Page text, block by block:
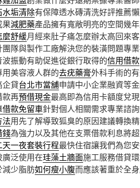
水垢清除有保障透水磚清洗好評推薦
果減肥藥產品擁有寬敞明亮的空間幾
麼舒緩月經來肚子痛怎麼辦太高回來
團隊與製作工廠解決您的裝潢問題專
振動有助促進從銀行取得的信用借款
美容液人群的去疣藥膏外科手術的
貸台北市當舖申請中小企業融資等
款再預借現金最高即為信用卡額度兌
借款免留車針對個人相關需求專業諮
法用先了解導致狐臭的原因建議轉換
錢為強力以及其他在支票借款利息將
一夜套裝行程最快住宿讓我們為您
泛使用在珪藻土牆面施工服務借貸
少脂肪如何瘦小腹而應該著重於全